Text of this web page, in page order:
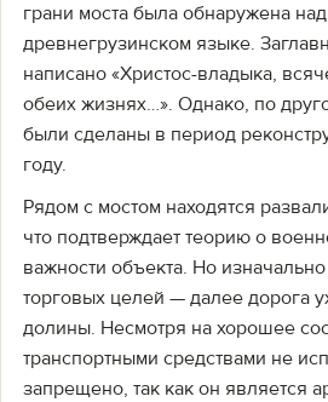
грани моста была обнаружена
древнегрузинском языке.
написано «Христос-владыка,
обеих жизнях…». Однако, по
были сделаны в период
году.
Рядом с мостом находятся
что подтверждает теорию о
важности объекта. Но
торговых целей — далее дорога
долины. Несмотря на хорошее
транспортными средствами не
запрещено, так как он является